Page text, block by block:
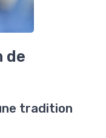
de
tradition